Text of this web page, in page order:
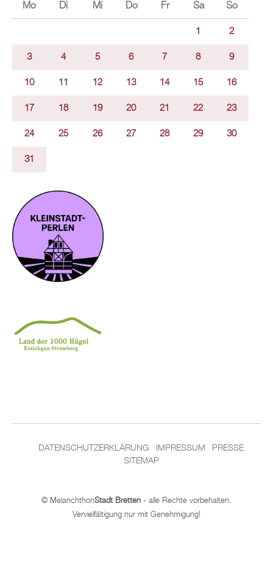
Mo Di Mi Do Fr Sa So
1 2
3 4 5 6 7 8 9
10 11 12 13 14 15 16
17 18 19 20 21 22 23
24 25 26 27 28 29 30
31
DA­TEN­SCHUT­Z­ER­KLÄ­RUNG IM­PRES­SUM
PRES­SE
SITEMAP
© Me­lan­chthonStadt Brett­en - alle Rech­te vor­be­hal­ten.
Ver­viel­fäl­ti­gung nur mit Ge­neh­mi­gung!